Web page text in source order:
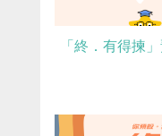
「終．有得揀